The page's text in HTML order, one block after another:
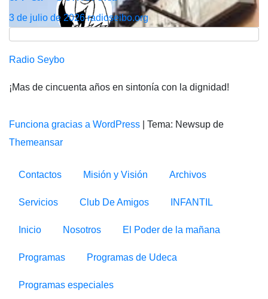
3 de julio de 2026radioseibo.org
Radio Seybo
¡Mas de cincuenta años en sintonía con la dignidad!
Funciona gracias a WordPress
Tema: Newsup de
Themeansar
Contactos Misión y Visión Archivos
Servicios Club De Amigos INFANTIL
Inicio Nosotros El Poder de la mañana
Programas Programas de Udeca
Programas especiales